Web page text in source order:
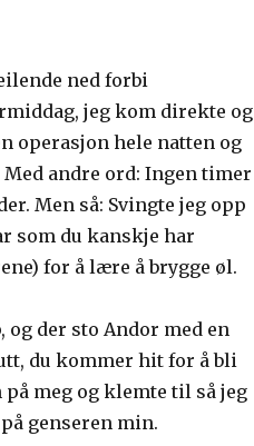
ned forbi
jeg kom direkte og
operasjon hele natten og
andre ord: Ingen timer
Men så: Svingte jeg opp
som du kanskje har
for å lære å brygge øl.
der sto Andor med en
du kommer hit for å bli
meg og klemte til så jeg
genseren min.